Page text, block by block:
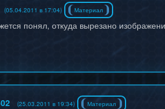
(05.04.2011 в 17:04) Материал
понял, откуда вырезано
(25.03.2011 в 19:34) Материал